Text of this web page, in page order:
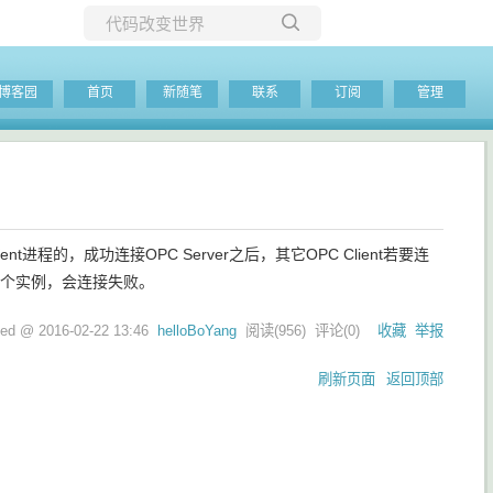
当前博客
客园 首页 新随笔 联系 订阅 管理
进程的，成功连接OPC Server之后，其它OPC Client若要连
实例，会连接失败。
@ 2016-02-22 13:46 helloBoYang 阅读(956) 评论(0) 收藏 举报
刷新页面 返回顶部